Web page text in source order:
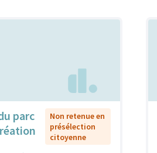
parc
Non retenue en
présélection
citoyenne